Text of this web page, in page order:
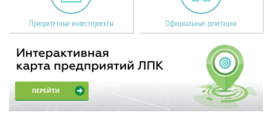
Приоритетные инвестпроекты Официальные делегации